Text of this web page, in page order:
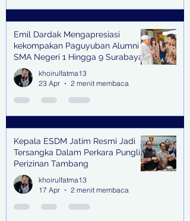
Emil Dardak Mengapresiasi
kekompakan Paguyuban Alumni
SMA Negeri 1 Hingga 9 Surabaya
(Pasmanbaya) dalam Kegiatan
Halal Bihalal
khoirulfatma13
23 Apr
2 menit membaca
Kepala ESDM Jatim Resmi Jadi
Tersangka Dalam Perkara Pungli
Perizinan Tambang
khoirulfatma13
17 Apr
2 menit membaca